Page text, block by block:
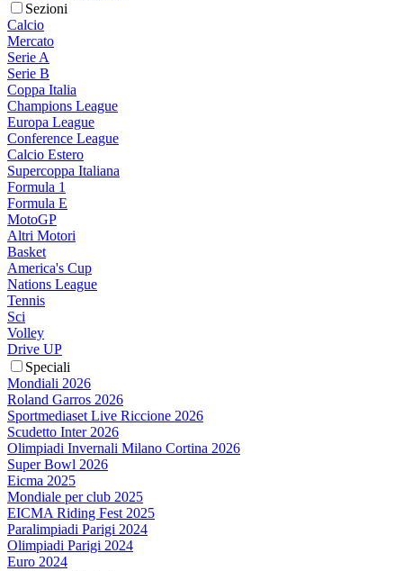
Sezioni
Calcio
Mercato
Serie A
Serie B
Coppa Italia
Champions League
Europa League
Conference League
Calcio Estero
Supercoppa Italiana
Formula 1
Formula E
MotoGP
Altri Motori
Basket
America's Cup
Nations League
Tennis
Sci
Volley
Drive UP
Speciali
Mondiali 2026
Roland Garros 2026
Sportmediaset Live Riccione 2026
Scudetto Inter 2026
Olimpiadi Invernali Milano Cortina 2026
Super Bowl 2026
Eicma 2025
Mondiale per club 2025
EICMA Riding Fest 2025
Paralimpiadi Parigi 2024
Olimpiadi Parigi 2024
Euro 2024